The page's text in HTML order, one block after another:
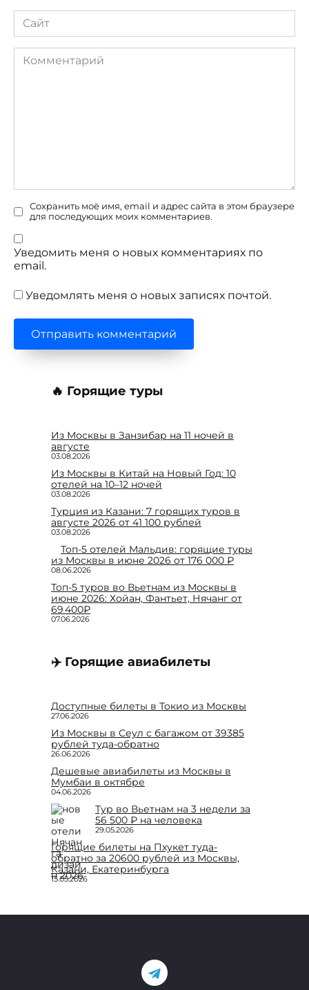
Сайт
Комментарий
Сохранить моё имя, email и адрес сайта в этом браузере
для последующих моих комментариев.
Уведомить меня о новых комментариях по
email.
Уведомлять меня о новых записях почтой.
🔥 Горящие туры
Из Москвы в Занзибар на 11 ночей в
августе
03.08.2026
Из Москвы в Китай на Новый Год: 10
отелей на 10–12 ночей
03.08.2026
Турция из Казани: 7 горящих туров в
августе 2026 от 41 100 рублей
03.08.2026
Топ-5 отелей Мальдив: горящие туры
из Москвы в июне 2026 от 176 000 ₽
08.06.2026
Топ-5 туров во Вьетнам из Москвы в
июне 2026: Хойан, Фантьет, Нячанг от
69 400₽
07.06.2026
✈️ Горящие авиабилеты
Доступные билеты в Токио из Москвы
27.06.2026
Из Москвы в Сеул с багажом от 39385
рублей туда-обратно
26.06.2026
Дешевые авиабилеты из Москвы в
Мумбаи в октябре
04.06.2026
Тур во Вьетнам на 3 недели за
56 500 ₽ на человека
29.05.2026
Горящие билеты на Пхукет туда-
обратно за 20600 рублей из Москвы,
Казани, Екатеринбурга
15.05.2026